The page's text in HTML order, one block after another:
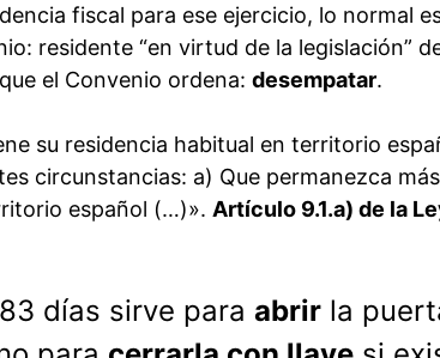
fiscal para ese ejercicio, lo normal
residente “en virtud de la legislación”
el Convenio ordena: desempatar.
su residencia habitual en territorio
circunstancias: a) Que permanezca
español (…)». Artículo 9.1.a) de la
días sirve para abrir la